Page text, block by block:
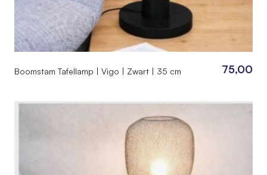
Boomstam Tafellamp | Vigo | Zwart | 35 cm 75,00